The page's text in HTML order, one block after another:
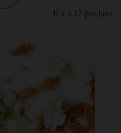
Il y a 17 produits.